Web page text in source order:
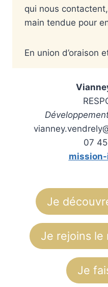
qui nous
main tendue pour
En union d’oraison
07
Je
Je rejoins le
Je